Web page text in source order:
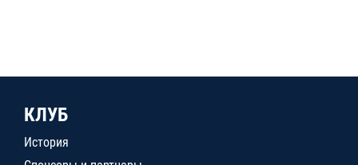
КЛУБ
История